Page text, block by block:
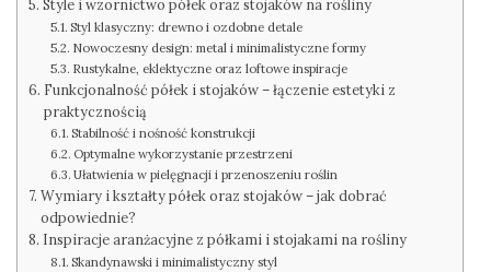
Style i wzornictwo półek oraz stojaków na rośliny
Styl klasyczny: drewno i ozdobne detale
Nowoczesny design: metal i minimalistyczne formy
Rustykalne, eklektyczne oraz loftowe inspiracje
Funkcjonalność półek i stojaków – łączenie estetyki z
praktycznością
Stabilność i nośność konstrukcji
Optymalne wykorzystanie przestrzeni
Ułatwienia w pielęgnacji i przenoszeniu roślin
Wymiary i kształty półek oraz stojaków – jak dobrać
odpowiednie?
Inspiracje aranżacyjne z półkami i stojakami na rośliny
Skandynawski i minimalistyczny styl